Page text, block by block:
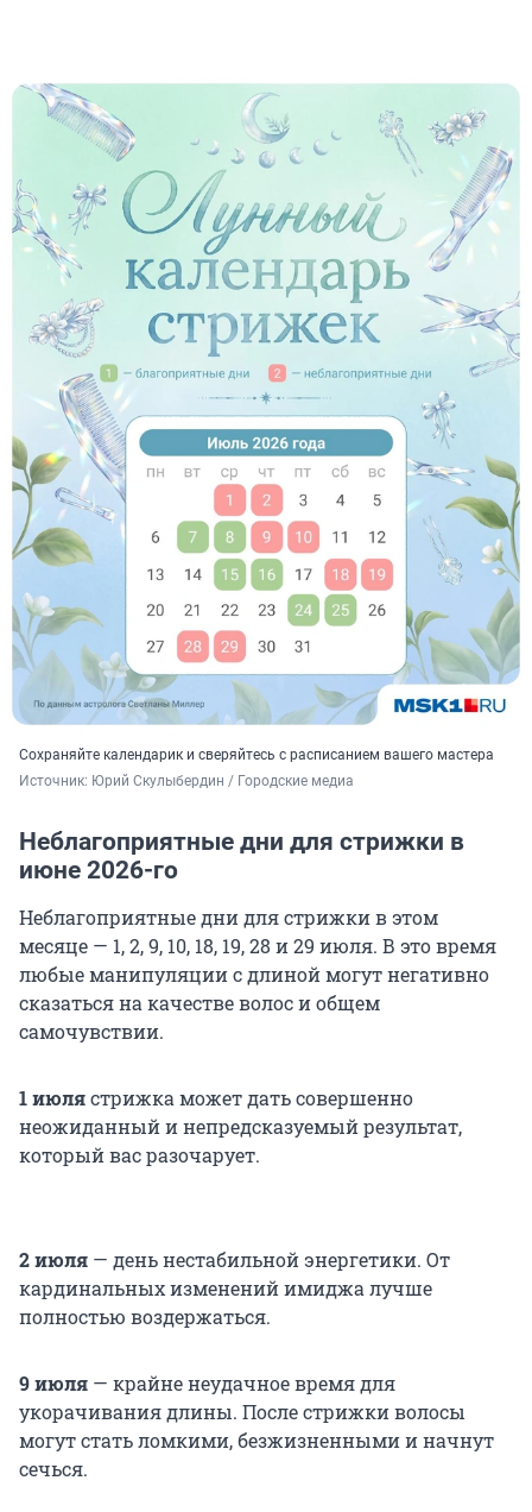
Сохраняйте календарик и сверяйтесь с расписанием вашего мастера
Источник: Юрий Скулыбердин / Городские медиа
Неблагоприятные дни для стрижки в
июне 2026-го
Неблагоприятные дни для стрижки в этом
месяце — 1, 2, 9, 10, 18, 19, 28 и 29 июля. В это время
любые манипуляции с длиной могут негативно
сказаться на качестве волос и общем
самочувствии.
1 июлястрижка может дать совершенно
неожиданный и непредсказуемый результат,
который вас разочарует.
2 июля — день нестабильной энергетики. От
кардинальных изменений имиджа лучше
полностью воздержаться.
9 июля — крайне неудачное время для
укорачивания длины. После стрижки волосы
могут стать ломкими, безжизненными и начнут
сечься.